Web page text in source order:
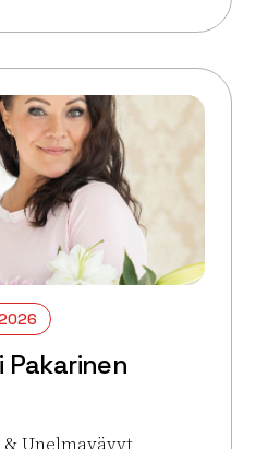
HOLJAT 2026: Lauantai
Pakarinen
Unelmavävyt